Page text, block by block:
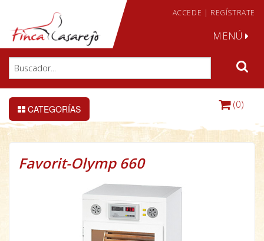
ACCEDE | REGÍSTRATE
MENÚ
CATEGORÍAS (0)
Favorit-Olymp 660